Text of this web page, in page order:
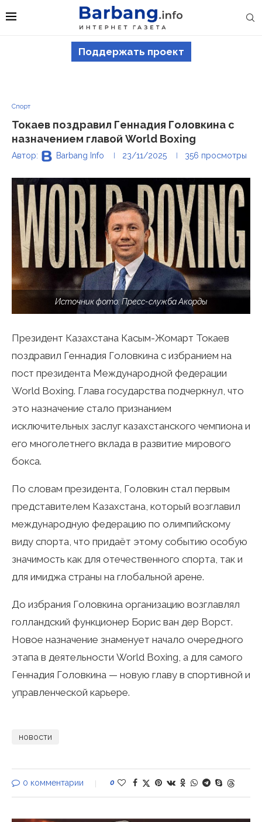
Поддержать проект
Спорт
Токаев поздравил Геннадия Головкина с
назначением главой World Boxing
Автор: Barbang Info 23/11/2025 356 просмотры
Источник фото: Пресс-служба Акорды
Президент Казахстана Касым-Жомарт Токаев
поздравил Геннадия Головкина с избранием на
пост президента Международной федерации
World Boxing. Глава государства подчеркнул, что
это назначение стало признанием
исключительных заслуг казахстанского чемпиона и
его многолетнего вклада в развитие мирового
бокса.
По словам президента, Головкин стал первым
представителем Казахстана, который возглавил
международную федерацию по олимпийскому
виду спорта, что придаёт этому событию особую
значимость как для отечественного спорта, так и
для имиджа страны на глобальной арене.
До избрания Головкина организацию возглавлял
голландский функционер Борис ван дер Ворст.
Новое назначение знаменует начало очередного
этапа в деятельности World Boxing, а для самого
Геннадия Головкина — новую главу в спортивной и
управленческой карьере.
новости
0 комментарии 0